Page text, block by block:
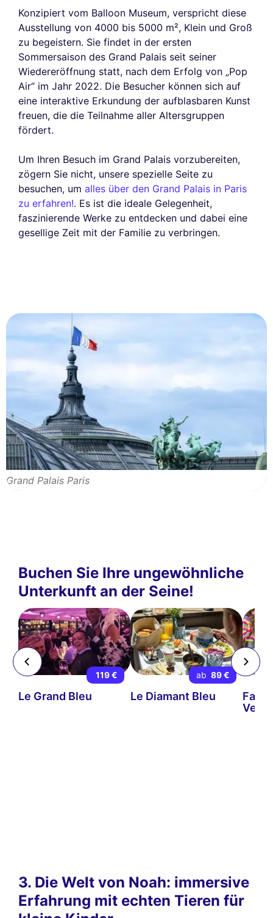
Konzipiert vom Balloon Museum, verspricht diese
Ausstellung von 4000 bis 5000 m², Klein und Groß
zu begeistern. Sie findet in der ersten
Sommersaison des Grand Palais seit seiner
Wiedereröffnung statt, nach dem Erfolg von „Pop
Air“ im Jahr 2022. Die Besucher können sich auf
eine interaktive Erkundung der aufblasbaren Kunst
freuen, die die Teilnahme aller Altersgruppen
fördert.
Um Ihren Besuch im Grand Palais vorzubereiten,
zögern Sie nicht, unsere spezielle Seite zu
besuchen, um alles über den Grand Palais in Paris
zu erfahren!. Es ist die ideale Gelegenheit,
faszinierende Werke zu entdecken und dabei eine
gesellige Zeit mit der Familie zu verbringen.
Grand Palais Paris
Buchen Sie Ihre ungewöhnliche
Unterkunft an der Seine!
119 €
Le Grand Bleu
ab 89 €
Le Diamant Bleu
3. Die Welt von Noah: immersive
Erfahrung mit echten Tieren für